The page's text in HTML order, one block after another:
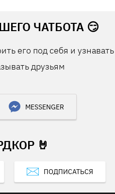
ЧАТБОТА 😏
его под себя и узнавать
друзьям
MESSENGER
🤘
ПОДПИСАТЬСЯ